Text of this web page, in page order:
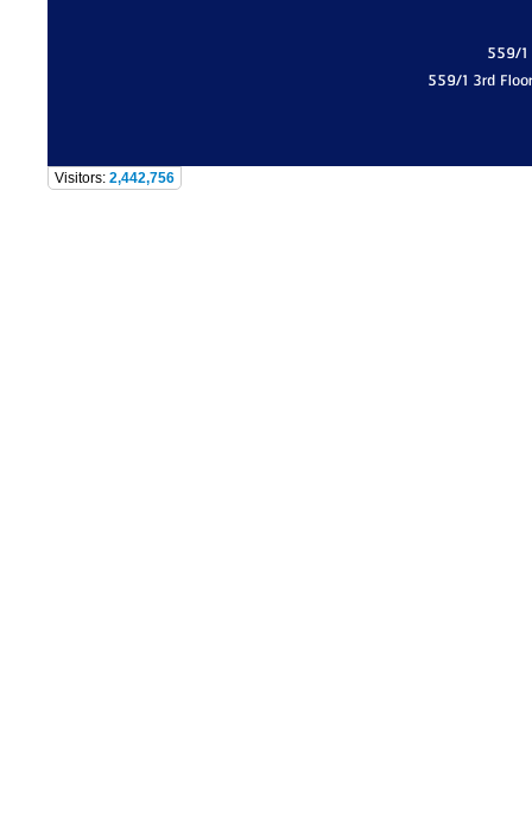
559/
559/1 3rd
Visitors: 2,442,756